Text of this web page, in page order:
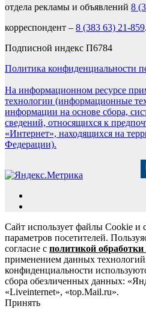
отдела рекламы и объявлений 8
корреспондент – 8 (383 63) 21-859.
Подписной индекс П6784
Политика конфиденциальности
На информационном ресурсе
технологии (информационные
информации на основе сбора,
сведений, относящихся к
«Интернет», находящихся на
Федерации).
Сайт использует файлы Cookie и
параметров посетителей.
согласие с политикой
применением данных
конфиденциальности
сбора обезличенных данных:
«Liveinternet», «top.Mail.ru».
Принять